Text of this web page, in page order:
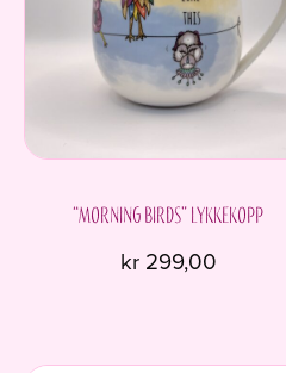
“Morning birds” Lykkekopp
kr299,00